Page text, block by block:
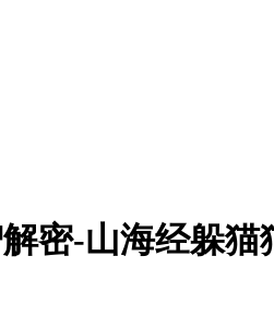
密-山海经躲猫